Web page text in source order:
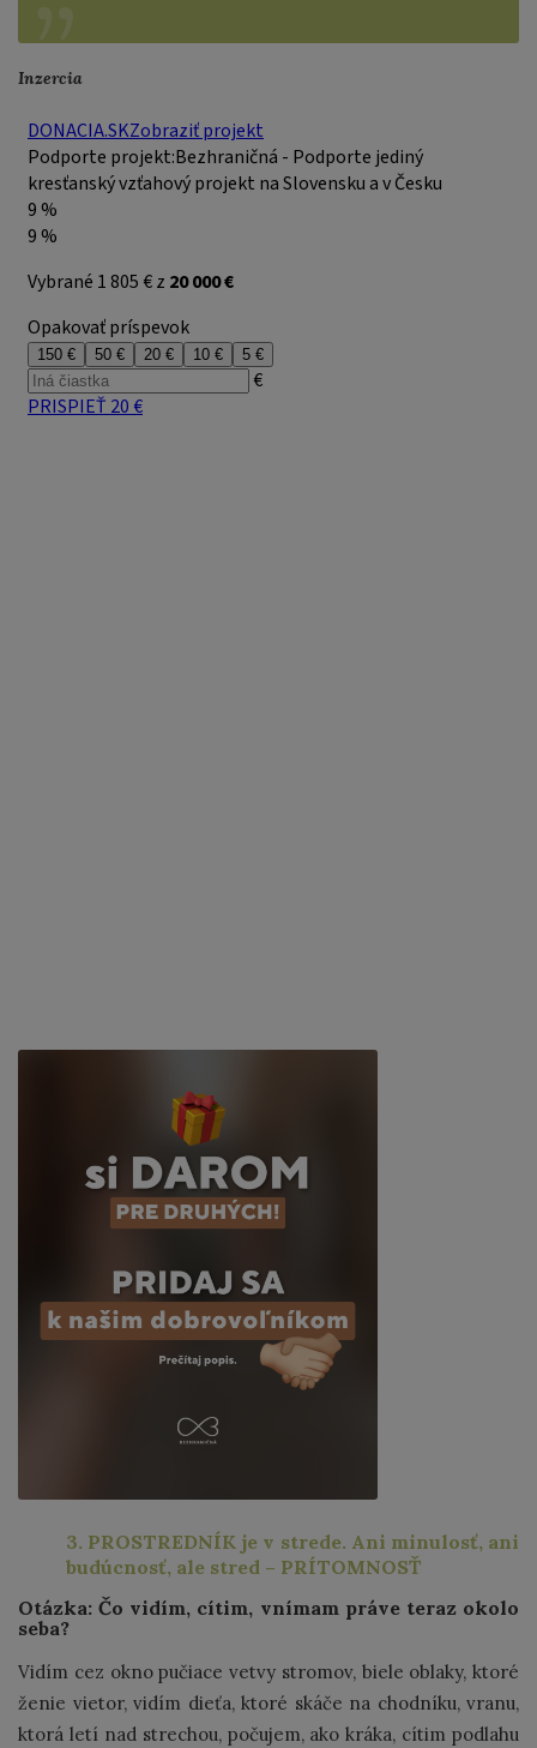
Inzercia
3. PROSTREDNÍK je v strede. Ani minulosť, ani
budúcnosť, ale stred – PRÍTOMNOSŤ
Otázka: Čo vidím, cítim, vnímam práve teraz okolo
seba?
Vidím cez okno pučiace vetvy stromov, biele oblaky, ktoré
ženie vietor, vidím dieťa, ktoré skáče na chodníku, vranu,
ktorá letí nad strechou, počujem, ako kráka, cítim podlahu